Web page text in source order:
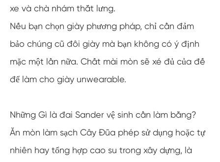
xe và chà nhám thắt lưng.
Nếu bạn chọn giày phương pháp, chỉ cần đảm
bảo chúng cũ đôi giày mà bạn không có ý định
mặc một lần nữa. Chất mài mòn sẽ xé đủ của đế
để làm cho giày unwearable.
Những Gì là đai Sander vệ sinh cần làm bằng?
Ăn mòn làm sạch Cây Đũa phép sử dụng hoặc tự
nhiên hay tổng hợp cao su trong xây dựng, là